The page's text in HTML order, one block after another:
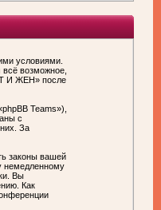
условиями.
возможное,
И ЖЕН» после
Teams»),
с
За
законы вашей
немедленному
Вы
Как